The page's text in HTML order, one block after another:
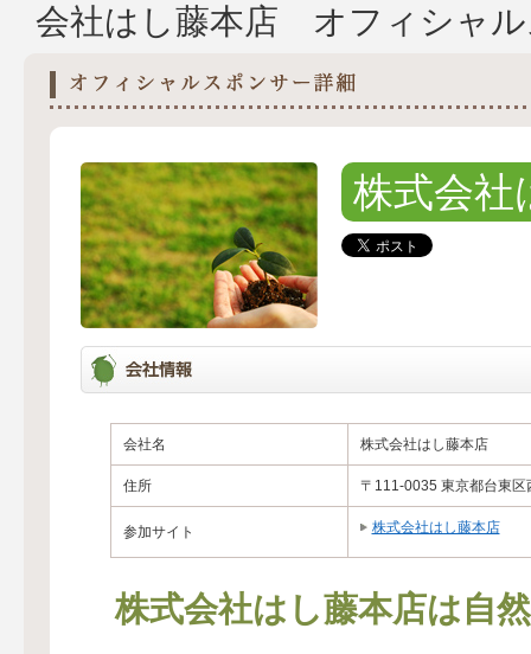
会社はし藤本店 オフィシャル
株式会社
会社名 株式会社はし藤本店
住所 〒111-0035 東京都台東区
参加サイト 株式会社はし藤本店
株式会社はし藤本店は自